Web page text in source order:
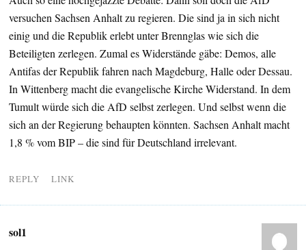
versuchen Sachsen Anhalt zu regieren. Die sind ja in sich nicht
einig und die Republik erlebt unter Brennglas wie sich die
Beteiligten zerlegen. Zumal es Widerstände gäbe: Demos, alle
Antifas der Republik fahren nach Magdeburg, Halle oder Dessau.
In Wittenberg macht die evangelische Kirche Widerstand. In dem
Tumult würde sich die AfD selbst zerlegen. Und selbst wenn die
sich an der Regierung behaupten könnten. Sachsen Anhalt macht
1,8 % vom BIP – die sind für Deutschland irrelevant.
REPLY LINK
sol1